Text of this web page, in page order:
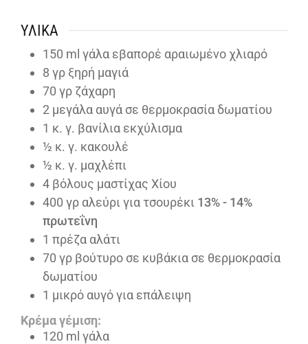
ΥΛΙΚΆ
150 ml γάλα εβαπορέ αραιωμένο χλιαρό
8 γρ ξηρή μαγιά
70 γρ ζάχαρη
2 μεγάλα αυγά σε θερμοκρασία δωματίου
1 κ. γ. βανίλια εκχύλισμα
½ κ. γ. κακουλέ
½ κ. γ. μαχλέπι
4 βόλους μαστίχας Χίου
400 γρ αλεύρι για τσουρέκι 13% - 14%
πρωτεΐνη
1 πρέζα αλάτι
70 γρ βούτυρο σε κυβάκια σε θερμοκρασία
δωματίου
1 μικρό αυγό για επάλειψη
Κρέμα γέμιση:
120 ml γάλα